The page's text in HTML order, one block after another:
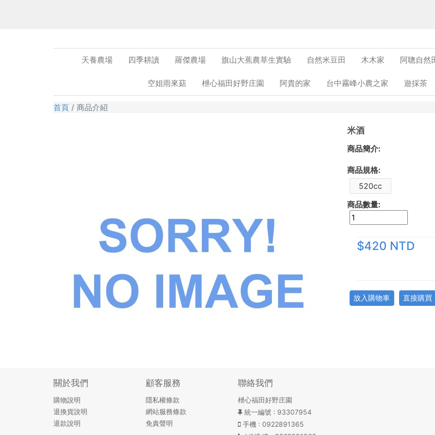
天養農場 四季耕讀 羅傑農場 旗山大蕉農草生實驗 自然米豆田 木木家 阿聰自然
空姐雨來菇 枻心福田好野庄園 阿貴的家 台中霧峰小農之家 遊採茶
首頁 商品介紹
米酒
商品簡介:
商品規格:
520cc
商品數量:
$420 NTD
放入購物車 直接購買
關於我們
購物說明
退換貨說明
退款說明
顧客服務
隱私權條款
網站服務條款
免責聲明
聯絡我們
枻心福田好野庄園
統一編號 : 93307954
手機 : 0922891365